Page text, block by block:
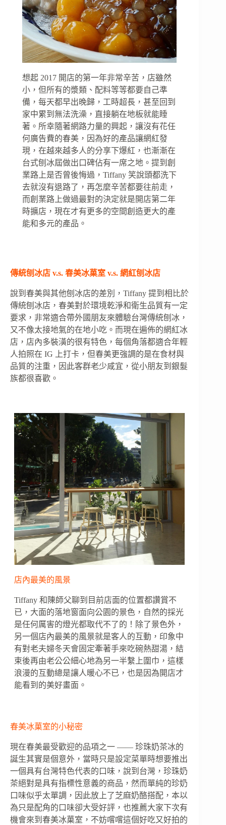
想起 2017 開店的第一年非常辛苦，店雖然
小，但所有的漿類、配料等等都要自己準
備，每天都早出晚歸，工時超長，甚至回到
家中累到無法洗澡，直接躺在地板就能睡
著。所幸隨著網路力量的興起，讓沒有花任
何廣告費的春美，因為好的產品讓網紅發
現，在越來越多人的分享下爆紅，也漸漸在
台式刨冰屆做出口碑佔有一席之地。提到創
業路上是否曾後悔過，Tiffany 笑說頭都洗下
去就沒有退路了，再怎麼辛苦都要往前走，
而創業路上做過最對的決定就是開店第二年
時擴店，現在才有更多的空間創造更大的產
能和多元的產品。
傳統刨冰店 v.s. 春美冰菓室 v.s. 網紅刨冰店
說到春美與其他刨冰店的差別，Tiffany 提到相比於
傳統刨冰店，春美對於環境乾淨和衛生品質有一定
要求，非常適合帶外國朋友來體驗台灣傳統刨冰，
又不像太接地氣的在地小吃。而現在遍佈的網紅冰
店，店內多裝潢的很有特色，每個角落都適合年輕
人拍照在 IG 上打卡，但春美更強調的是在食材與
品質的注重，因此客群老少咸宜，從小朋友到銀髮
族都很喜歡。
店內最美的風景
Tiffany 和陳師父聊到目前店面的位置都讚賞不
已，大面的落地窗面向公園的景色，自然的採光
是任何厲害的燈光都取代不了的！除了景色外，
另一個店內最美的風景就是客人的互動，印象中
有對老夫婦冬天會固定牽著手來吃碗熱甜湯，結
束後再由老公公細心地為另一半繫上圍巾，這樣
浪漫的互動總是讓人暖心不已，也是因為開店才
能看到的美好畫面。
春美冰菓室的小秘密
現在春美最受歡迎的品項之一 —— 珍珠奶茶冰的
誕生其實是個意外，當時只是設定菜單時想要推出
一個具有台灣特色代表的口味，說到台灣，珍珠奶
茶絕對是具有指標性意義的商品，然而單純的珍奶
口味似乎太單調，因此放上了芝麻奶酪搭配，本以
為只是配角的口味卻大受好評，也推薦大家下次有
機會來到春美冰菓室，不妨嚐嚐這個好吃又好拍的